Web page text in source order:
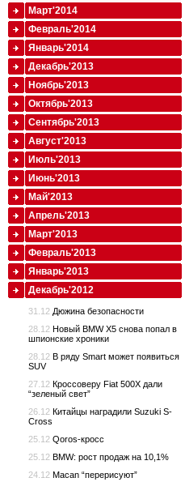
Март'2014
Февраль'2014
Январь'2014
Декабрь'2013
Ноябрь'2013
Октябрь'2013
Сентябрь'2013
Август'2013
Июль'2013
Июнь'2013
Май'2013
Апрель'2013
Март'2013
Февраль'2013
Январь'2013
Декабрь'2012
31.12 Дюжина безопасности
28.12 Новый BMW X5 снова попал в
шпионские хроники
28.12 В ряду Smart может появиться
SUV
27.12 Кроссоверу Fiat 500X дали
“зеленый свет”
26.12 Китайцы наградили Suzuki S-
Cross
25.12 Qoros-кросс
25.12 BMW: рост продаж на 10,1%
24.12 Macan “перерисуют”